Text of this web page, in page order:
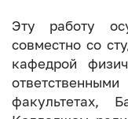
Эту работу
совместно со
кафедрой
факультетах,